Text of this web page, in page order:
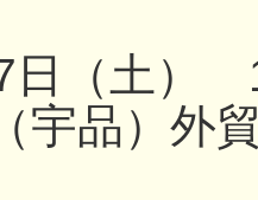
日（土）
宇品）外